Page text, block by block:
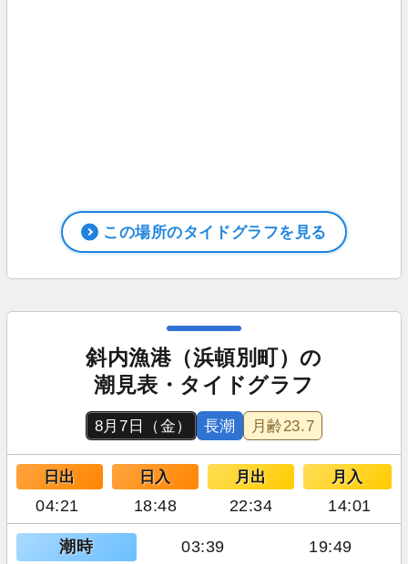
この場所のタイドグラフを見る
斜内漁港（浜頓別町）の
潮見表・タイドグラフ
8月7日（金） 長潮 月齢23.7
日出 日入 月出 月入
04:21 18:48 22:34 14:01
潮時 03:39 19:49